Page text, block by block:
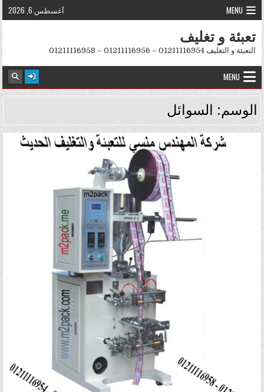
Skip to content
MENU أغسطس 6, 2026
تعبئة و تغليف
التعبئة و التغليف 01211116954 – 01211116956 – 01211116958
MENU
الوسم: السوائل